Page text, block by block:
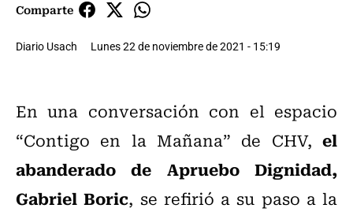
Comparte
Diario Usach Lunes 22 de noviembre de 2021 - 15:19
En una conversación con el espacio
“Contigo en la Mañana” de CHV, el
abanderado de Apruebo Dignidad,
Gabriel Boric, se refirió a su paso a la